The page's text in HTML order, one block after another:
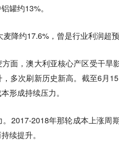
罐约13%。
降约17.6%，曾是行业利润超预
面，澳大利亚核心产区受干旱
多次刷新历史新高。截至6月
形成持续压力。
2017-2018年那轮成本上涨周
续提升。